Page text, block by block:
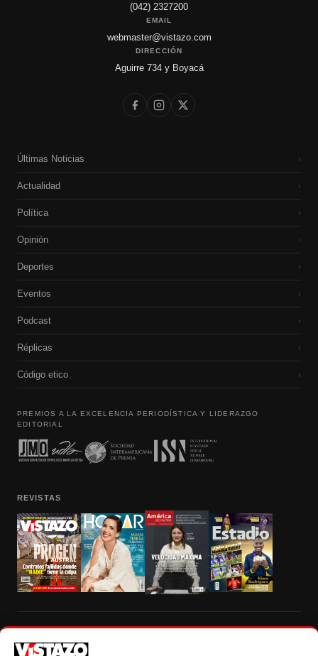
(042) 2327200
EMAIL
webmaster@vistazo.com
DIRECCIÓN
Aguirre 734 y Boyacá
Últimas Noticias ›
Actualidad ›
Política ›
Opinión ›
Deportes ›
Eventos ›
Podcast ›
Réplicas ›
Código etico ›
PREMIOS A LA EXCELENCIA PERIODÍSTICA Y LIDERAZGO
EDITORIAL
REVISTAS
autorización escrita de su titular, de todos los contenidos de Vistazo.com.